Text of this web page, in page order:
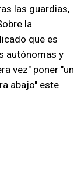
las guardias,
la
que es
autónomas y
vez" poner "un
abajo" este